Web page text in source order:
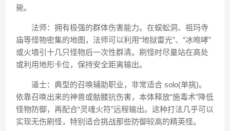
毙。
法师：拥有极强的群体伤害能力。在蜈蚣洞、祖玛寺
庙等怪物密集的地图，法师可以利用“地狱雷光”、“冰咆哮”
或火墙引十几只怪物后一次性群清。刷怪时尽量站在高处
或利用地形卡位，保持安全距离输出。
道士：典型的召唤辅助职业，非常适合 solo(单挑)。
依靠召唤出来的神兽或骷髅抗伤害，本体释放“施毒术”降低
怪物防御，再配合“灵魂火符”远程输出。这种打法几乎可以
实现无伤刷怪，特别适合挑战那些防御较高的精英怪。